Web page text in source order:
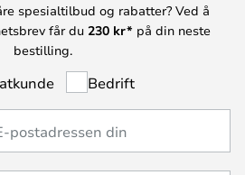
spesialtilbud og rabatter? Ved å
får du 230 kr* på din neste
bestilling.
Bedrift